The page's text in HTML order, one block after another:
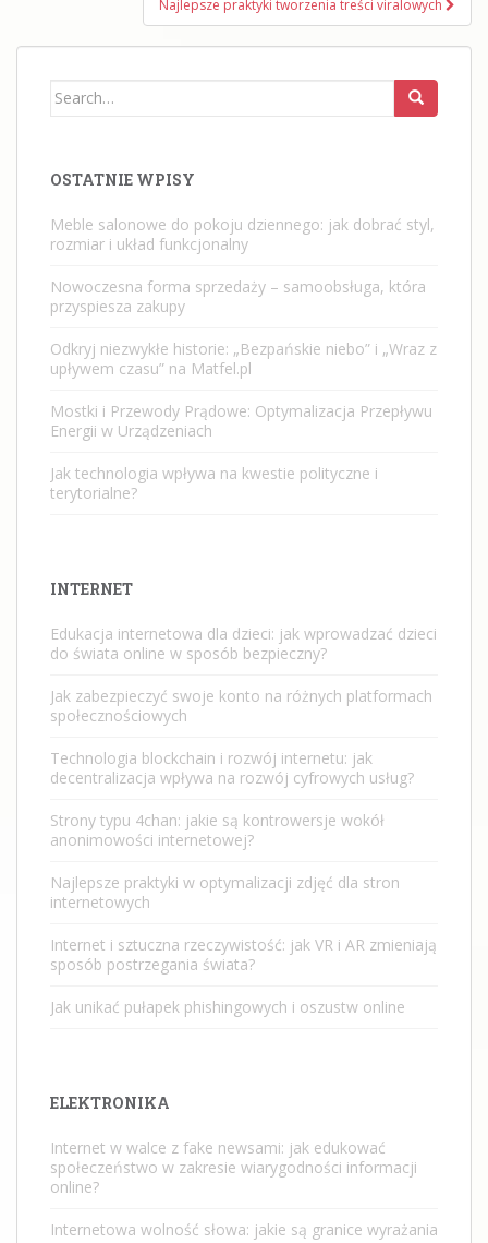
Najlepsze praktyki tworzenia treści viralowych
Search
OSTATNIE WPISY
Meble salonowe do pokoju dziennego: jak dobrać styl,
rozmiar i układ funkcjonalny
Nowoczesna forma sprzedaży – samoobsługa, która
przyspiesza zakupy
Odkryj niezwykłe historie: „Bezpańskie niebo” i „Wraz z
upływem czasu” na Matfel.pl
Mostki i Przewody Prądowe: Optymalizacja Przepływu
Energii w Urządzeniach
Jak technologia wpływa na kwestie polityczne i
terytorialne?
INTERNET
Edukacja internetowa dla dzieci: jak wprowadzać dzieci
do świata online w sposób bezpieczny?
Jak zabezpieczyć swoje konto na różnych platformach
społecznościowych
Technologia blockchain i rozwój internetu: jak
decentralizacja wpływa na rozwój cyfrowych usług?
Strony typu 4chan: jakie są kontrowersje wokół
anonimowości internetowej?
Najlepsze praktyki w optymalizacji zdjęć dla stron
internetowych
Internet i sztuczna rzeczywistość: jak VR i AR zmieniają
sposób postrzegania świata?
Jak unikać pułapek phishingowych i oszustw online
ELEKTRONIKA
Internet w walce z fake newsami: jak edukować
społeczeństwo w zakresie wiarygodności informacji
online?
Internetowa wolność słowa: jakie są granice wyrażania